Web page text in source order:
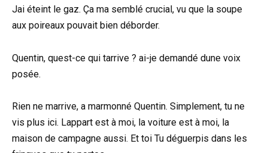
Jai éteint le gaz. Ça ma semblé crucial, vu que la soupe
aux poireaux pouvait bien déborder.
Quentin, quest-ce qui tarrive ? ai-je demandé dune voix
posée.
Rien ne marrive, a marmonné Quentin. Simplement, tu ne
vis plus ici. Lappart est à moi, la voiture est à moi, la
maison de campagne aussi. Et toi Tu déguerpis dans les